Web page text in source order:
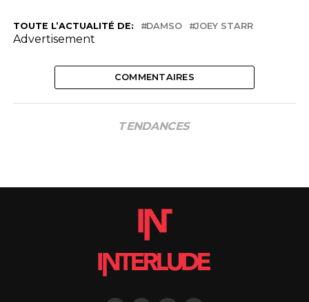
TOUTE L’ACTUALITÉ DE: DAMSO JOEY STARR
Advertisement
COMMENTAIRES
TENDANCES